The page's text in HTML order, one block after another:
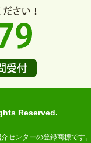
Reserved.
センターの登録商標です。